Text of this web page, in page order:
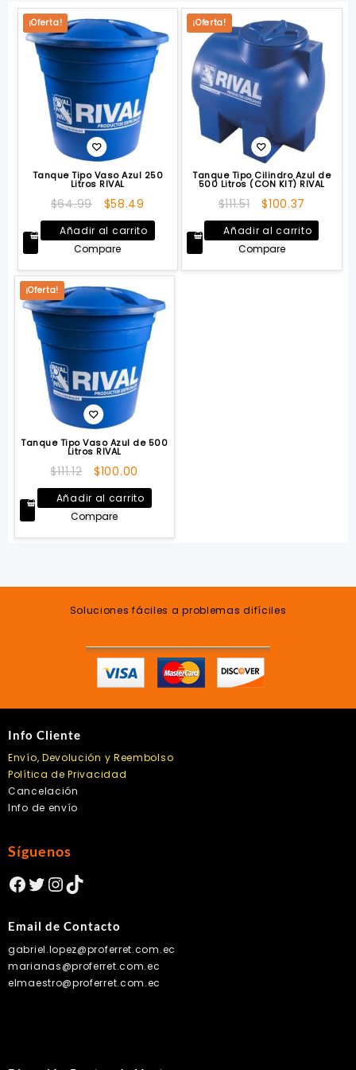
¡Oferta!
Tanque Tipo Vaso Azul 250
Litros RIVAL
$64.99
El
precio
original
era:
$64.99.
$58.49
precio
actual
$58.49.
Añadir al carrito
Compare
¡Oferta!
Tanque Tipo Cilindro Azul de
500 Litros (CON KIT) RIVAL
$111.51
El
precio
original
era:
$111.51.
$100.37
precio
actual
$100.37.
Añadir al carrito
Compare
¡Oferta!
Tanque Tipo Vaso Azul de 500
Litros RIVAL
$111.12
El
precio
original
era:
$111.12.
$100.00
precio
actual
$100.00.
Añadir al carrito
Compare
Soluciones fáciles a problemas difíciles
Info Cliente
Envío, Devolución y Reembolso
Política de Privacidad
Cancelación
Info de envío
Síguenos
Facebook
Twitter
Instagram
TikTok
Email de Contacto
gabriel.lopez@proferret.com.ec
marianas@proferret.com.ec
elmaestro@proferret.com.ec